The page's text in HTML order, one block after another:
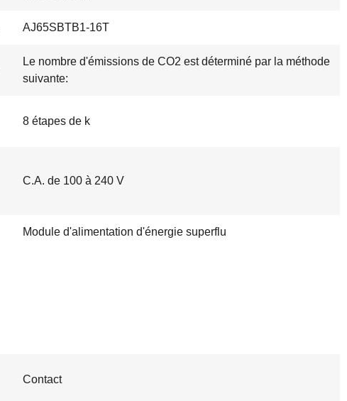
AJ65SBTB1-16T
Le nombre d'émissions de CO2 est déterminé par la méthode
suivante:
8 étapes de k
C.A. de 100 à 240 V
Module d'alimentation d'énergie superflu
Contact